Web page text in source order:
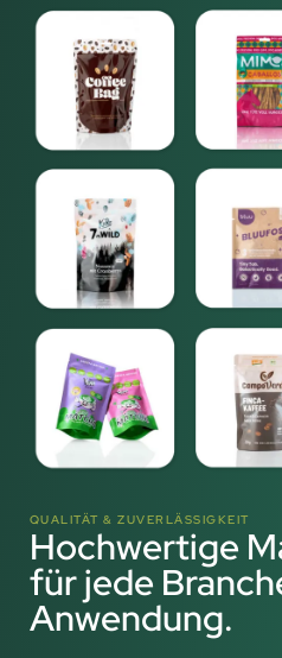
QUALITÄT & ZUVERLÄSSIGKEIT
Hochwertige
für jede
Anwendung.